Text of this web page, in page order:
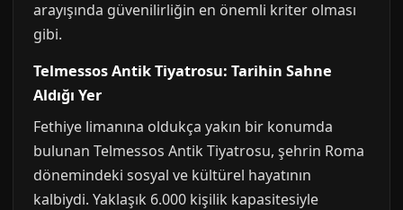
arayışında güvenilirliğin en önemli kriter olması
gibi.
Telmessos Antik Tiyatrosu: Tarihin Sahne
Aldığı Yer
Fethiye limanına oldukça yakın bir konumda
bulunan Telmessos Antik Tiyatrosu, şehrin Roma
dönemindeki sosyal ve kültürel hayatının
kalbiydi. Yaklaşık 6.000 kişilik kapasitesiyle